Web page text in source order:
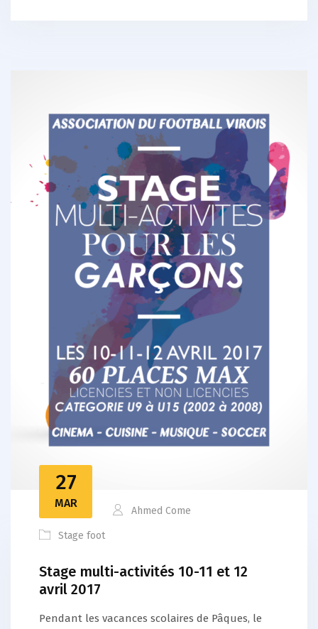
27
MAR
Ahmed Come
Stage foot
Stage multi-activités 10-11 et 12
avril 2017
Pendant les vacances scolaires de Pâques, le